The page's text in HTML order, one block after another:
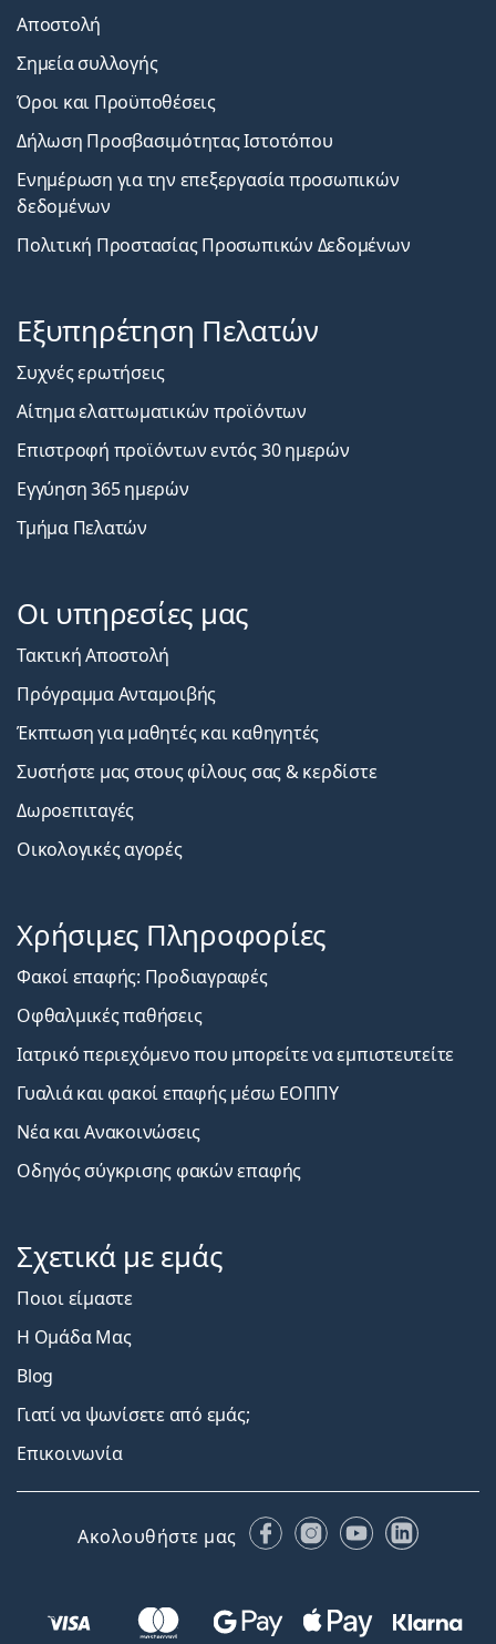
Αποστολή
Σημεία συλλογής
Όροι και Προϋποθέσεις
Δήλωση Προσβασιμότητας Ιστοτόπου
Ενημέρωση για την επεξεργασία προσωπικών
δεδομένων
Πολιτική Προστασίας Προσωπικών Δεδομένων
Εξυπηρέτηση Πελατών
Συχνές ερωτήσεις
Αίτημα ελαττωματικών προϊόντων
Επιστροφή προϊόντων εντός 30 ημερών
Εγγύηση 365 ημερών
Τμήμα Πελατών
Οι υπηρεσίες μας
Τακτική Αποστολή
Πρόγραμμα Ανταμοιβής
Έκπτωση για μαθητές και καθηγητές
Συστήστε μας στους φίλους σας & κερδίστε
Δωροεπιταγές
Οικολογικές αγορές
Χρήσιμες Πληροφορίες
Φακοί επαφής: Προδιαγραφές
Οφθαλμικές παθήσεις
Ιατρικό περιεχόμενο που μπορείτε να εμπιστευτείτε
Γυαλιά και φακοί επαφής μέσω ΕΟΠΠΥ
Νέα και Ανακοινώσεις
Οδηγός σύγκρισης φακών επαφής
Σχετικά με εμάς
Ποιοι είμαστε
Η Ομάδα Μας
Blog
Γιατί να ψωνίσετε από εμάς;
Επικοινωνία
Ακολουθήστε μας FacebookInstagram
YouTubeLinkedIn